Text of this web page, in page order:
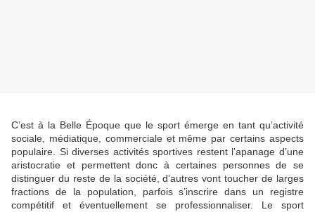
C’est à la Belle Époque que le sport émerge en tant qu’activité
sociale, médiatique, commerciale et même par certains aspects
populaire. Si diverses activités sportives restent l’apanage d’une
aristocratie et permettent donc à certaines personnes de se
distinguer du reste de la société, d’autres vont toucher de larges
fractions de la population, parfois s’inscrire dans un registre
compétitif et éventuellement se professionnaliser. Le sport